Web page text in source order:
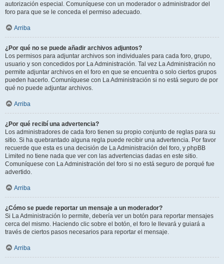
autorización especial. Comuníquese con un moderador o administrador del
foro para que se le conceda el permiso adecuado.
Arriba
¿Por qué no se puede añadir archivos adjuntos?
Los permisos para adjuntar archivos son individuales para cada foro, grupo,
usuario y son concedidos por La Administración. Tal vez La Administración no
permite adjuntar archivos en el foro en que se encuentra o solo ciertos grupos
pueden hacerlo. Comuníquese con La Administración si no está seguro de por
qué no puede adjuntar archivos.
Arriba
¿Por qué recibí una advertencia?
Los administradores de cada foro tienen su propio conjunto de reglas para su
sitio. Si ha quebrantado alguna regla puede recibir una advertencia. Por favor
recuerde que esta es una decisión de La Administración del foro, y phpBB
Limited no tiene nada que ver con las advertencias dadas en este sitio.
Comuníquese con La Administración del foro si no está seguro de porqué fue
advertido.
Arriba
¿Cómo se puede reportar un mensaje a un moderador?
Si La Administración lo permite, debería ver un botón para reportar mensajes
cerca del mismo. Haciendo clic sobre el botón, el foro le llevará y guiará a
través de ciertos pasos necesarios para reportar el mensaje.
Arriba